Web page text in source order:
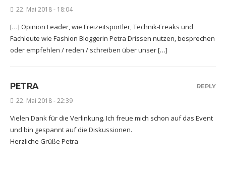
22. Mai 2018 - 18:04
[…] Opinion Leader, wie Freizeitsportler, Technik-Freaks und
Fachleute wie Fashion Bloggerin Petra Drissen nutzen, besprechen
oder empfehlen / reden / schreiben über unser […]
PETRA
22. Mai 2018 - 22:39
Vielen Dank für die Verlinkung. Ich freue mich schon auf das Event
und bin gespannt auf die Diskussionen.
Herzliche Grüße Petra
REPLY